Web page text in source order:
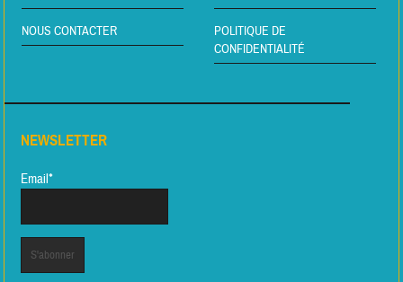
NOUS CONTACTER
POLITIQUE DE
CONFIDENTIALITÉ
NEWSLETTER
Email*